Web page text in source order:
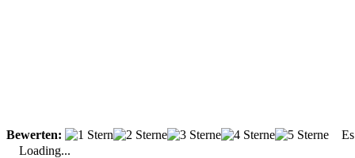
Bewerten:
Es
Loading...